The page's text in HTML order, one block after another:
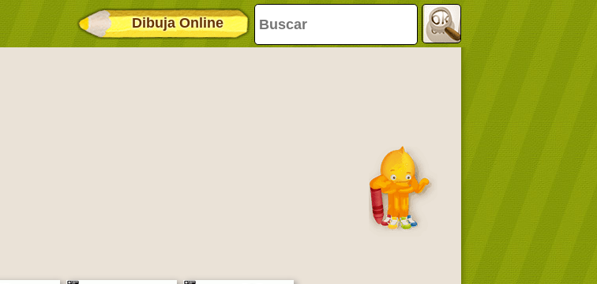
Dibuja Online